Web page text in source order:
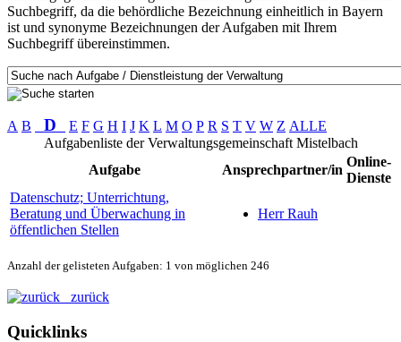
Suchbegriff, da die behördliche Bezeichnung einheitlich in Bayern
ist und synonyme Bezeichnungen der Aufgaben mit Ihrem
Suchbegriff übereinstimmen.
A B D E F G H I J K L M O P R S T V W Z ALLE
Aufgabenliste der Verwaltungsgemeinschaft Mistelbach
Aufgabe
Ansprechpartner/in
Online-
Dienste
Datenschutz; Unterrichtung,
Beratung und Überwachung in
öffentlichen Stellen
Herr Rauh
Anzahl der gelisteten Aufgaben: 1 von möglichen 246
zurück
Quicklinks